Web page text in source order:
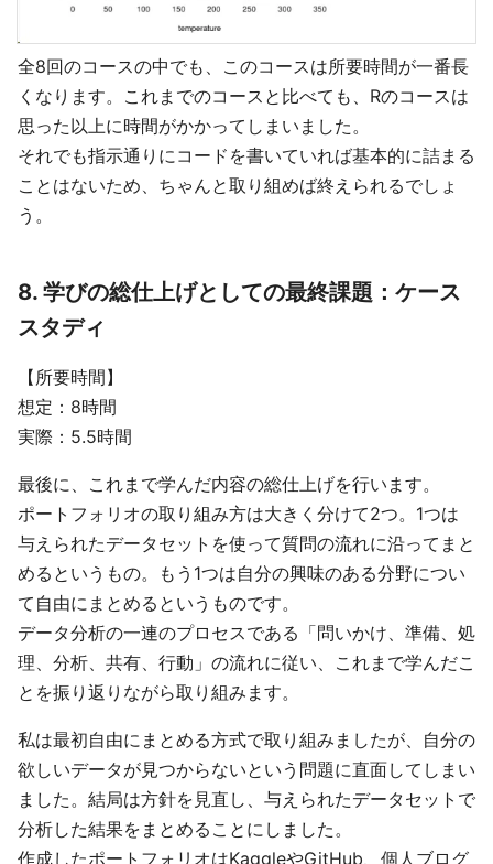
全8回のコースの中でも、このコースは所要時間が一番長
くなります。これまでのコースと比べても、Rのコースは
思った以上に時間がかかってしまいました。
それでも指示通りにコードを書いていれば基本的に詰まる
ことはないため、ちゃんと取り組めば終えられるでしょ
う。
8. 学びの総仕上げとしての最終課題：ケース
スタディ
【所要時間】
想定：8時間
実際：5.5時間
最後に、これまで学んだ内容の総仕上げを行います。
ポートフォリオの取り組み方は大きく分けて2つ。1つは
与えられたデータセットを使って質問の流れに沿ってまと
めるというもの。もう1つは自分の興味のある分野につい
て自由にまとめるというものです。
データ分析の一連のプロセスである「問いかけ、準備、処
理、分析、共有、行動」の流れに従い、これまで学んだこ
とを振り返りながら取り組みます。
私は最初自由にまとめる方式で取り組みましたが、自分の
欲しいデータが見つからないという問題に直面してしまい
ました。結局は方針を見直し、与えられたデータセットで
分析した結果をまとめることにしました。
作成したポートフォリオはKaggleやGitHub、個人ブログ